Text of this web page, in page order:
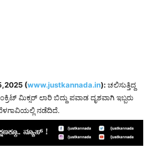
(www.justkannada.in): ಚಲಿಸುತ್ತಿದ್ದ
ಮಿಕ್ಸರ್ ಲಾರಿ ಬಿದ್ದು ಪವಾಡ ದೃಶವಾಗಿ ಇಬ್ಬರು
ನಡೆದಿದೆ.